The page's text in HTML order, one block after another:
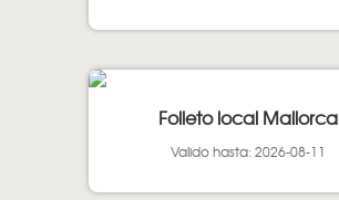
Folleto local Mallorca
Valido hasta: 2026-08-11